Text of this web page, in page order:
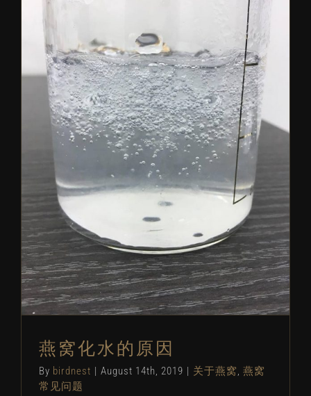
燕窝化水的原因
关于燕窝 燕窝常见问题
燕窝化水的原因
By birdnest | August 14th, 2019 | 关于燕窝, 燕窝
常见问题